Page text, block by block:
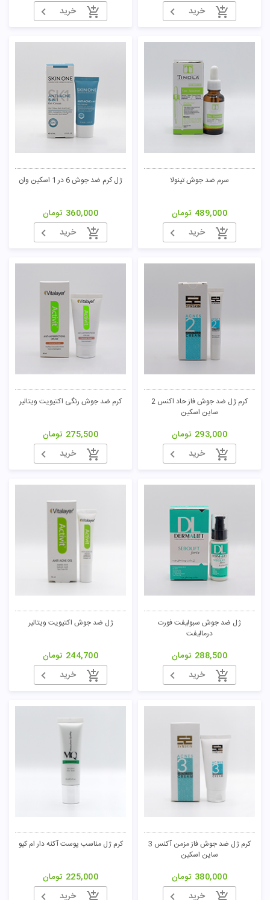
خرید
خرید
سرم ضد جوش تینولا
489,000 تومان
خرید
ژل کرم ضد جوش 6 در 1 اسکین وان
360,000 تومان
خرید
کرم ژل ضد جوش فاز حاد اکنس 2
ساین اسکین
293,000 تومان
خرید
کرم ضد جوش رنگی اکتیویت ویتالیر
275,500 تومان
خرید
ژل ضد جوش سبولیفت فورت
درمالیفت
288,500 تومان
خرید
ژل ضد جوش اکتیویت ویتالیر
244,700 تومان
خرید
کرم ژل ضد جوش فاز مزمن آکنس 3
ساین اسکین
380,000 تومان
خرید
کرم ژل مناسب پوست آکنه دار ام کیو
225,000 تومان
خرید